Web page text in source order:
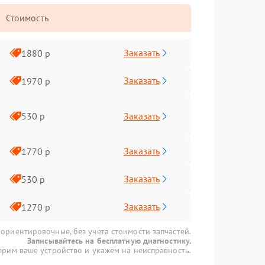
Стоимость
1880 р Заказать
1970 р Заказать
530 р Заказать
1770 р Заказать
530 р Заказать
1270 р Заказать
без учета стоимости запчастей.
Записывайтесь на бесплатную диагностику.
ваше устройство и укажем на неисправность.